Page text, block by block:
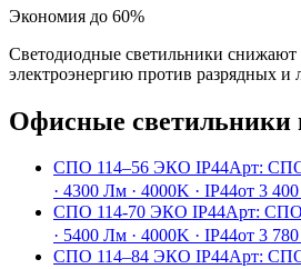
Экономия до 60%
Светодиодные светильники снижают
электроэнергию против разрядных
Офисные светильники
СПО 114–56 ЭКО IP44Арт:
· 4300 Лм · 4000K · IP44от 3 400
СПО 114-70 ЭКО IP44Арт: СПО
· 5400 Лм · 4000K · IP44от 3 780
СПО 114–84 ЭКО IP44Арт: